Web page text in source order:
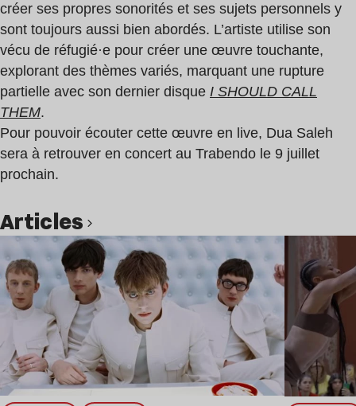
créer ses propres sonorités et ses sujets personnels y
sont toujours aussi bien abordés. L’artiste utilise son
vécu de réfugié·e pour créer une œuvre touchante,
explorant des thèmes variés, marquant une rupture
partielle avec son dernier disque I SHOULD CALL
THEM.
Pour pouvoir écouter cette œuvre en live, Dua Saleh
sera à retrouver en concert au Trabendo le 9 juillet
prochain.
Articles
Lire l’article